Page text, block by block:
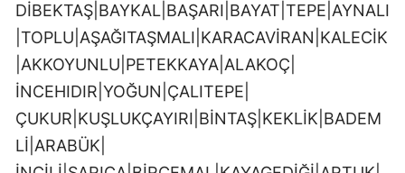
DİBEKTAŞ|BAYKAL|BAŞARI|BAYAT|TEPE|AYNALI
|TOPLU|AŞAĞITAŞMALI|KARACAVİRAN|KALECİK
|AKKOYUNLU|PETEKKAYA|ALAKOÇ|
İNCEHIDIR|YOĞUN|ÇALITEPE|
ÇUKUR|KUŞLUKÇAYIRI|BİNTAŞ|KEKLİK|BADEM
Lİ|ARABÜK|